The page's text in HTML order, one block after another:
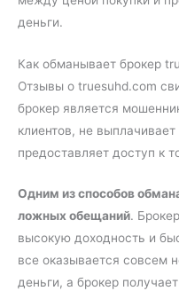
деньги.
Как обманывает брокер
Отзывы о truesuhd.com
брокер является
клиентов, не
предоставляет доступ к
Одним из способов
ложных обещаний.
высокую доходность и
все оказывается совсем
деньги, а брокер